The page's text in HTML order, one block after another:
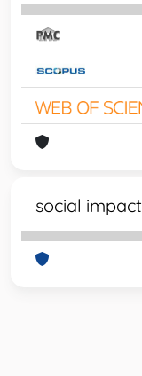
social impact